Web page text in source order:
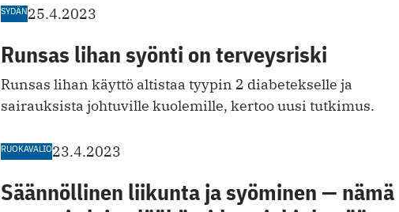
SYDÄN25.4.2023
Runsas lihan syönti on terveysriski
Runsas lihan käyttö altistaa tyypin 2 diabetekselle ja
sairauksista johtuville kuolemille, kertoo uusi tutkimus.
RUOKAVALIO23.4.2023
Säännöllinen liikunta ja syöminen — nämä